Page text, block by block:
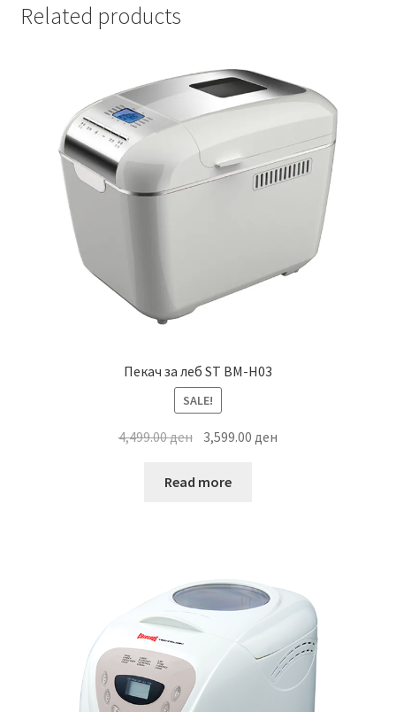
Related products
Пекач за леб ST BM-H03
SALE!
4,499.00ден Original
was:
3,599.00 ден
Read more